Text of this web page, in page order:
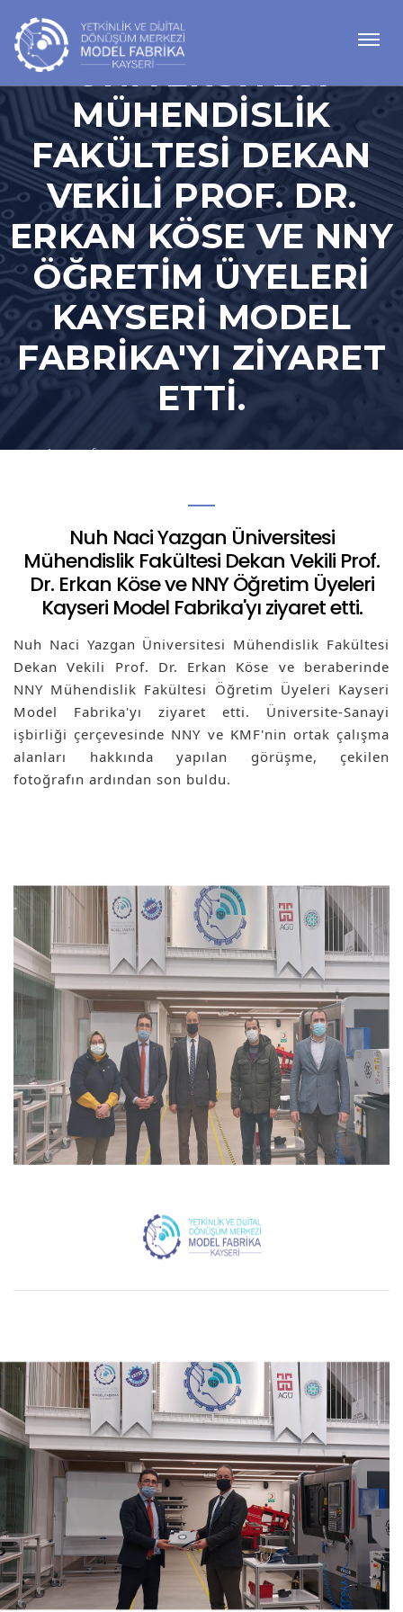
NUH NACI YAZGAN
ÜNIVERSITESI
MÜHENDISLIK
FAKÜLTESI DEKAN
VEKILI PROF. DR.
ERKAN KÖSE VE NNY
ÖĞRETIM ÜYELERI
KAYSERI MODEL
FABRIKA'YI ZIYARET
ETTI.
Anasayfa
ziyaret etti.
Nuh Naci Yazgan Üniversitesi
Mühendislik Fakültesi Dekan Vekili Prof.
Dr. Erkan Köse ve NNY Öğretim Üyeleri
Kayseri Model Fabrika'yı ziyaret etti.
Nuh Naci Yazgan Üniversitesi Mühendislik Fakültesi
Dekan Vekili Prof. Dr. Erkan Köse ve beraberinde
NNY Mühendislik Fakültesi Öğretim Üyeleri Kayseri
Model Fabrika'yı ziyaret etti. Üniversite-Sanayi
işbirliği çerçevesinde NNY ve KMF'nin ortak çalışma
alanları hakkında yapılan görüşme, çekilen
fotoğrafın ardından son buldu.